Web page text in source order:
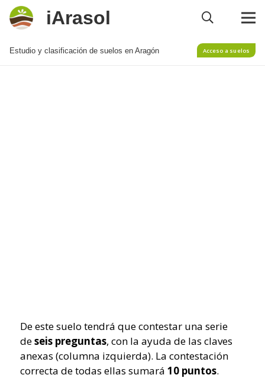
iArasol
Estudio y clasificación de suelos en Aragón Acceso a suelos
De este suelo tendrá que contestar una serie
deseis preguntas, con la ayuda de las claves
anexas (columna izquierda). La contestación
correcta de todas ellas sumará 10 puntos.